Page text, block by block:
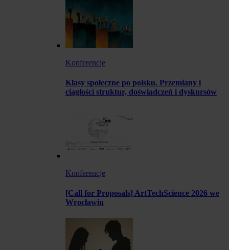
Konferencje
Klasy społeczne po polsku. Przemiany i
ciągłości struktur, doświadczeń i dyskursów
Konferencje
[Call for Proposals] ArtTechScience 2026 we
Wrocławiu